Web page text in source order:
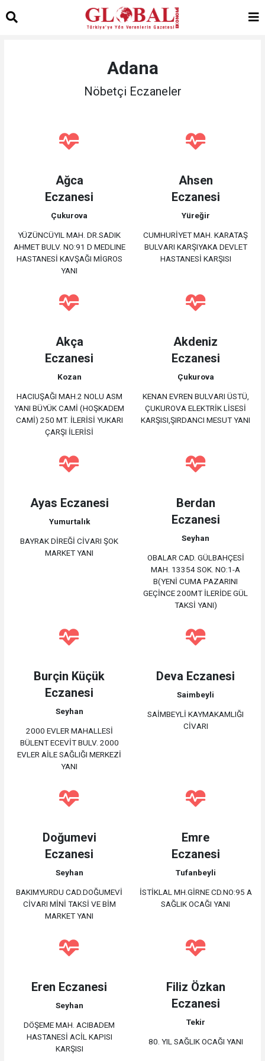
Adana
Nöbetçi Eczaneler
Ağca
Eczanesi
Çukurova
YÜZÜNCÜYIL MAH. DR.SADIK
AHMET BULV. NO:91 D MEDLINE
HASTANESİ KAVŞAĞI MİGROS
YANI
Ahsen
Eczanesi
Yüreğir
CUMHURİYET MAH. KARATAŞ
BULVARI KARŞIYAKA DEVLET
HASTANESİ KARŞISI
Akça
Eczanesi
Kozan
HACIUŞAĞI MAH.2 NOLU ASM
YANI BÜYÜK CAMİ (HOŞKADEM
CAMİ) 250 MT. İLERİSİ YUKARI
ÇARŞI İLERİSİ
Akdeniz
Eczanesi
Çukurova
KENAN EVREN BULVARI ÜSTÜ,
ÇUKUROVA ELEKTRİK LİSESİ
KARŞISI,ŞIRDANCI MESUT YANI
Ayas Eczanesi
Yumurtalık
BAYRAK DİREĞİ CİVARI ŞOK
MARKET YANI
Berdan
Eczanesi
Seyhan
OBALAR CAD. GÜLBAHÇESİ
MAH. 13354 SOK. NO:1-A
B(YENİ CUMA PAZARINI
GEÇİNCE 200MT İLERİDE GÜL
TAKSİ YANI)
Burçin Küçük
Eczanesi
Seyhan
2000 EVLER MAHALLESİ
BÜLENT ECEVİT BULV. 2000
EVLER AİLE SAĞLIĞI MERKEZİ
YANI
Deva Eczanesi
Saimbeyli
SAİMBEYLİ KAYMAKAMLIĞI
CİVARI
Doğumevi
Eczanesi
Seyhan
BAKIMYURDU CAD.DOĞUMEVİ
CİVARI MİNİ TAKSİ VE BİM
MARKET YANI
Emre
Eczanesi
Tufanbeyli
İSTİKLAL MH.GİRNE CD.NO:95 A
SAĞLIK OCAĞI YANI
Eren Eczanesi
Seyhan
DÖŞEME MAH. ACIBADEM
HASTANESİ ACİL KAPISI
KARŞISI
Filiz Özkan
Eczanesi
Tekir
80. YIL SAĞLIK OCAĞI YANI